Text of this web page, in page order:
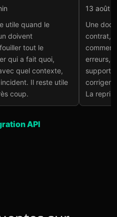
utile quand le
doivent
tout le
qui a fait quoi,
quel contexte,
Il reste utile
coup.
run
13 août
Une
contrat,
erreurs,
support
corrigent
La
API